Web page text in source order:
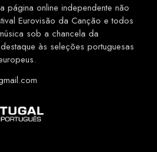
página online independente não
Eurovisão da Canção e todos
sob a chancela da
às seleções portuguesas